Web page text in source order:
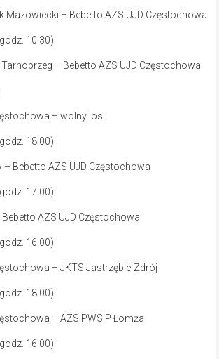
Mazowiecki – Bebetto AZS UJD Częstochowa
10:30)
– Bebetto AZS UJD Częstochowa
– wolny los
18:00)
– Bebetto AZS UJD Częstochowa
17:00)
AZS UJD Częstochowa
16:00)
– JKTS Jastrzębie-Zdrój
18:00)
– AZS PWSiP Łomża
16:00)